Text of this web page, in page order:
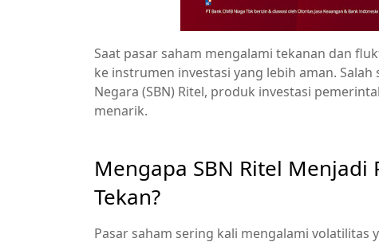
Saat pasar saham mengalami tekanan dan
ke instrumen investasi yang lebih aman.
Negara (SBN) Ritel, produk investasi
menarik.
Mengapa SBN Ritel Menjadi
Tekan?
Pasar saham sering kali mengalami